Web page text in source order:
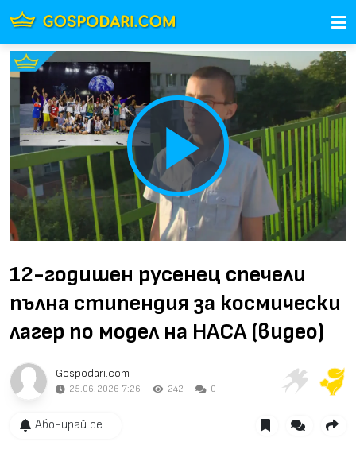
Play
Video
12-годишен русенец спечели
пълна стипендия за космически
лагер по модел на НАСА (видео)
Gospodari.com
25.06.2026 7:26 242 0
Абонирай се...